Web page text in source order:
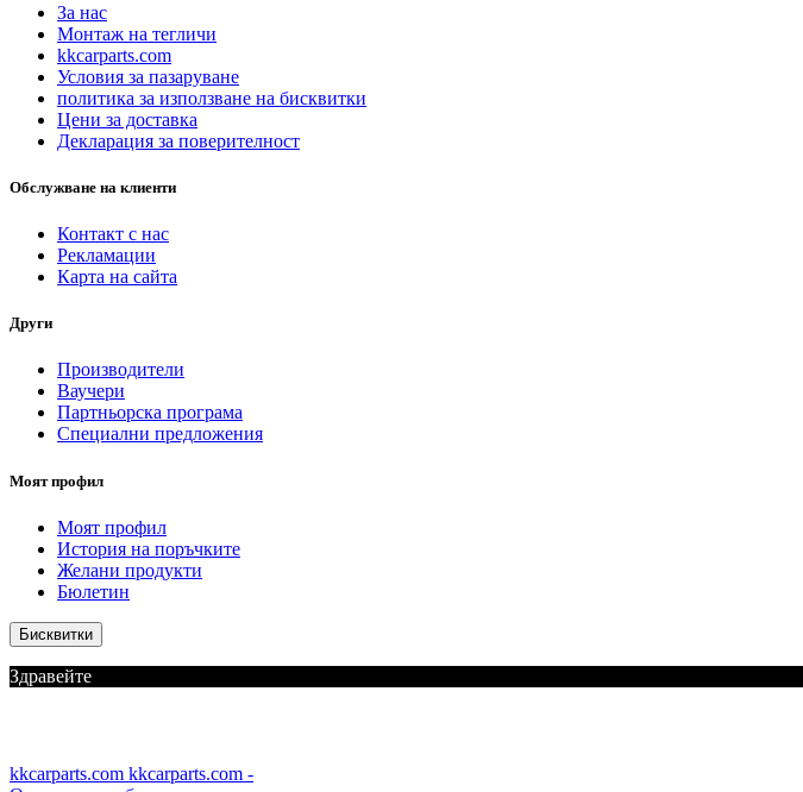
За нас
Монтаж на тегличи
kkcarparts.com
Условия за пазаруване
политика за използване на бисквитки
Цени за доставка
Декларация за поверителност
Обслужване на клиенти
Контакт с нас
Рекламации
Карта на сайта
Други
Производители
Ваучери
Партньорска програма
Специални предложения
Моят профил
Моят профил
История на поръчките
Желани продукти
Бюлетин
Бисквитки
Здравейте
kkcarparts.com kkcarparts.com -